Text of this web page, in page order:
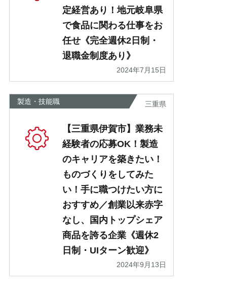
定経営あり！地元岐阜県
で食品に関わる仕事をお
任せ《完全週休2日制・
退職金制度あり》
2024年7月15日
製造・技能職 三重県
【三重県伊賀市】業務未
経験者の応募OK！製造
のキャリアを築きたい！
ものづくりをしてみた
い！手に職つけたい方に
おすすめ／創業以来赤字
なし、国内トップシェア
商品を誇る企業《週休2
日制・UIターン歓迎》
2024年9月13日